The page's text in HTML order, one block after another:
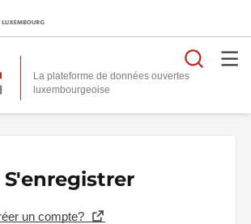
La plateforme de données ouvertes
S'enregistrer
un compte?